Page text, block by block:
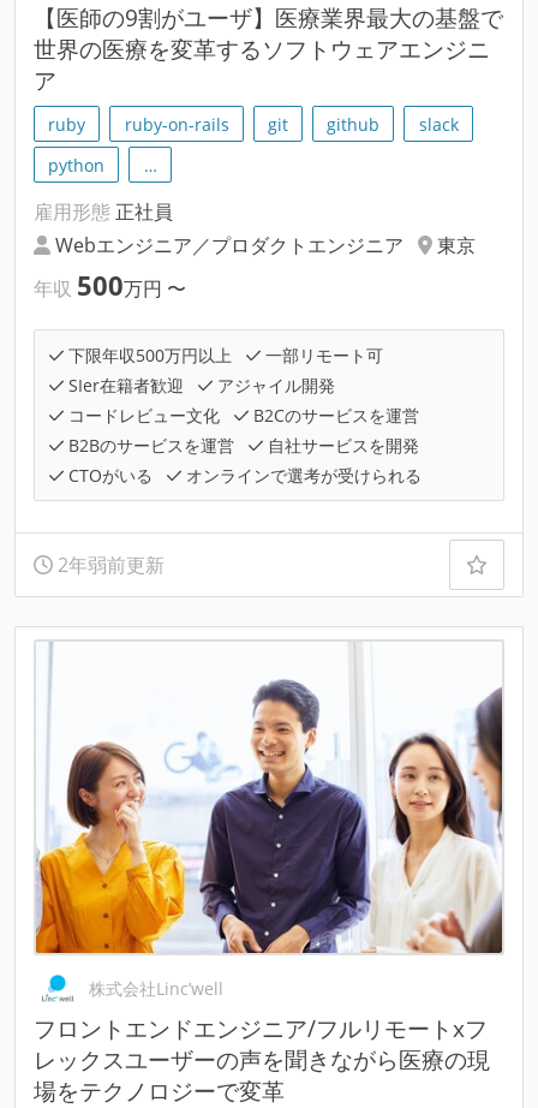
【医師の9割がユーザ】医療業界最大の基盤で
世界の医療を変革するソフトウェアエンジニ
ア
ruby ruby-on-rails git github
slack
python
…
雇用形態 正社員
Webエンジニア／プロダクトエンジニア
東京
年収 500万円 〜
下限年収500万円以上
一部リモート可
SIer在籍者歓迎
アジャイル開発
コードレビュー文化
B2Cのサービスを運営
B2Bのサービスを運営
自社サービスを開発
CTOがいる
オンラインで選考が受けられる
2年弱前更新
株式会社Linc’well
フロントエンドエンジニア/フルリモートxフ
レックスユーザーの声を聞きながら医療の現
場をテクノロジーで変革